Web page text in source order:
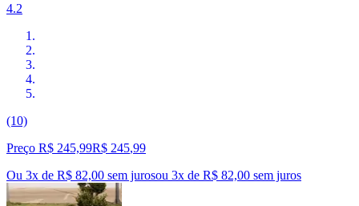
4.2
(10)
Preço R$ 245,99R$ 245,99
Ou 3x de R$ 82,00 sem jurosou 3x de R$ 82,00 sem juros